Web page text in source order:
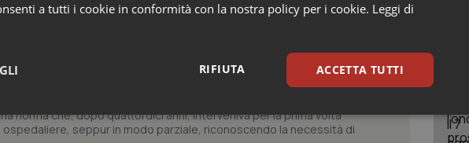
“Preoccupazione per la mancata approvazione
tariffe ospedaliere, così rinvio rinnovo
norma che, dopo quattordici anni, interveniva per la prima volta
seppur in modo parziale, riconoscendo la necessità di
a tutti i cookie in conformità con la nostra policy per i cookie. Leggi di
ACCETTA TUTTI
RIFIUTA
Statistici Marketing